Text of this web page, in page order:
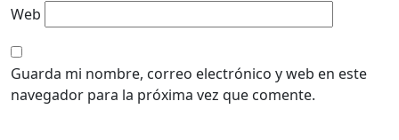
Web
Guarda mi nombre, correo electrónico y web en este
navegador para la próxima vez que comente.